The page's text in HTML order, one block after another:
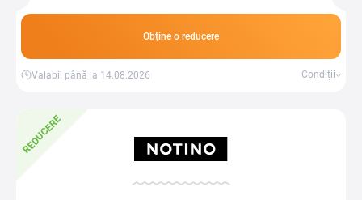
Obține o reducere
Valabil până la 14.08.2026 Condiții
REDUCERE